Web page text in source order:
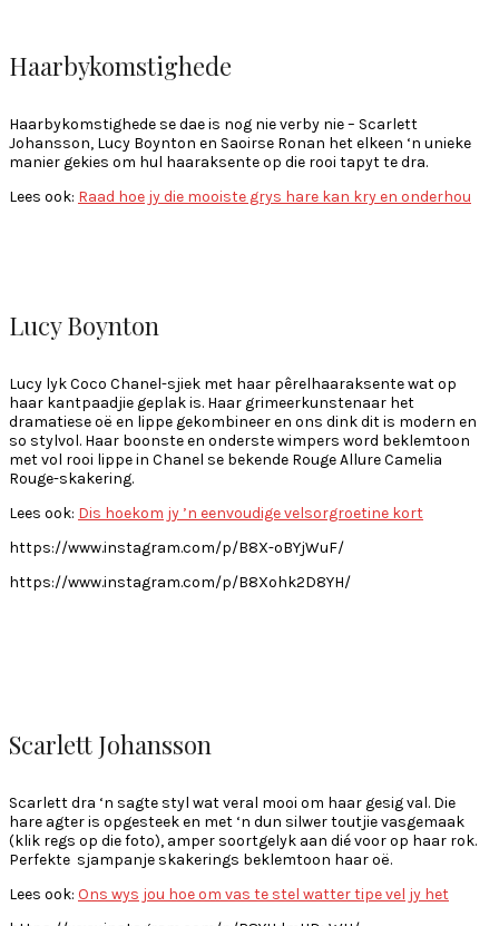
Haarbykomstighede
Haarbykomstighede se dae is nog nie verby nie – Scarlett
Johansson, Lucy Boynton en Saoirse Ronan het elkeen ‘n unieke
manier gekies om hul haaraksente op die rooi tapyt te dra.
Lees ook: Raad hoe jy die mooiste grys hare kan kry en onderhou
Lucy Boynton
Lucy lyk Coco Chanel-sjiek met haar pêrelhaaraksente wat op
haar kantpaadjie geplak is. Haar grimeerkunstenaar het
dramatiese oë en lippe gekombineer en ons dink dit is modern en
so stylvol. Haar boonste en onderste wimpers word beklemtoon
met vol rooi lippe in Chanel se bekende Rouge Allure Camelia
Rouge-skakering.
Lees ook: Dis hoekom jy ’n eenvoudige velsorgroetine kort
https://www.instagram.com/p/B8X-oBYjWuF/
https://www.instagram.com/p/B8Xohk2D8YH/
Scarlett Johansson
Scarlett dra ‘n sagte styl wat veral mooi om haar gesig val. Die
hare agter is opgesteek en met ‘n dun silwer toutjie vasgemaak
(klik regs op die foto), amper soortgelyk aan dié voor op haar rok.
Perfekte sjampanje skakerings beklemtoon haar oë.
Lees ook: Ons wys jou hoe om vas te stel watter tipe vel jy het